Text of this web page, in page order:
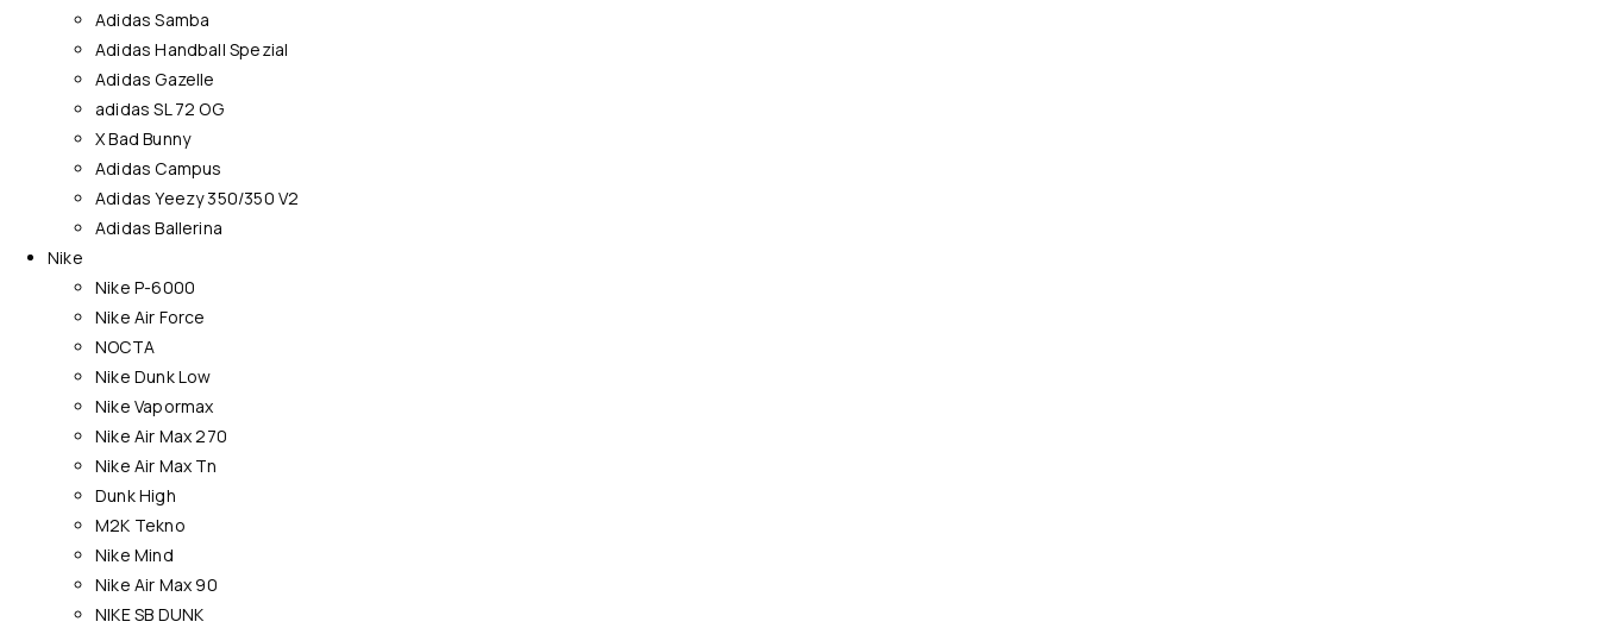
Adidas Samba
Adidas Handball Spezial
Adidas Gazelle
adidas SL 72 OG
X Bad Bunny
Adidas Campus
Adidas Yeezy 350/350 V2
Adidas Ballerina
Nike
Nike P-6000
Nike Air Force
NOCTA
Nike Dunk Low
Nike Vapormax
Nike Air Max 270
Nike Air Max Tn
Dunk High
M2K Tekno
Nike Mind
Nike Air Max 90
NIKE SB DUNK